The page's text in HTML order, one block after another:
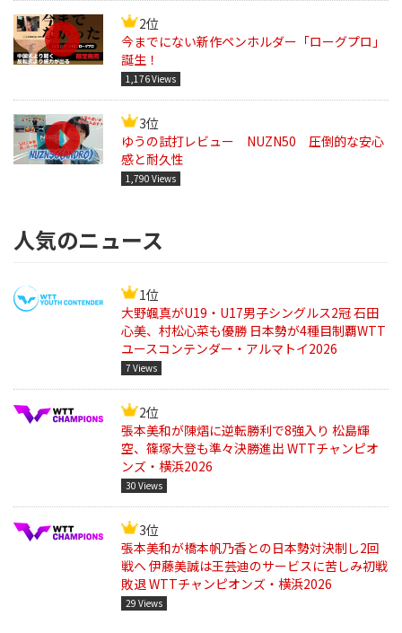
2位
今までにない新作ペンホルダー「ローグプロ」
誕生！
1,176 Views
3位
ゆうの試打レビュー NUZN50 圧倒的な安心
感と耐久性
1,790 Views
人気のニュース
1位
大野颯真がU19・U17男子シングルス2冠 石田
心美、村松心菜も優勝 日本勢が4種目制覇WTT
ユースコンテンダー・アルマトイ2026
7 Views
2位
張本美和が陳熠に逆転勝利で8強入り 松島輝
空、篠塚大登も準々決勝進出 WTTチャンピオ
ンズ・横浜2026
30 Views
3位
張本美和が橋本帆乃香との日本勢対決制し2回
戦へ 伊藤美誠は王芸迪のサービスに苦しみ初戦
敗退 WTTチャンピオンズ・横浜2026
29 Views